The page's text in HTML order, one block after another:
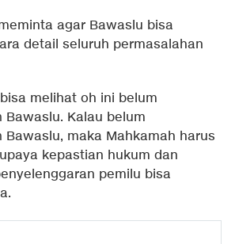
agar Bawaslu bisa
detail seluruh permasalahan
melihat oh ini belum
Kalau belum
Bawaslu, maka Mahkamah harus
kepastian hukum dan
pemilu bisa